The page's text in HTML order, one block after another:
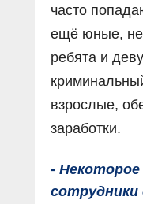
часто
ещё юные,
ребята и
взрослые,
заработки.
-
сотрудники